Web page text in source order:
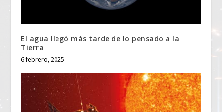
El agua llegó más tarde de lo pensado a la
Tierra
6 febrero, 2025